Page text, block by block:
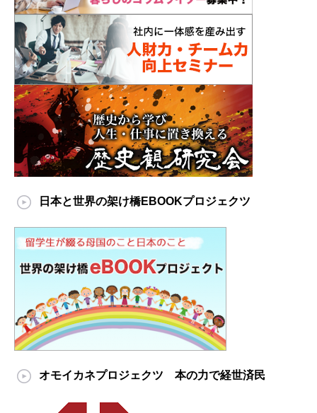
日本と世界の架け橋EBOOKプロジェクツ
オモイカネプロジェクツ 本の力で経世済民